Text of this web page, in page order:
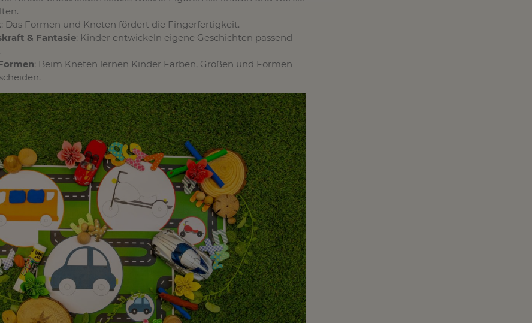
: Das Formen und Kneten fördert die Fingerfertigkeit.
& Fantasie: Kinder entwickeln eigene Geschichten passend
: Beim Kneten lernen Kinder Farben, Größen und Formen